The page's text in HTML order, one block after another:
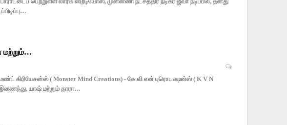
மற்றும்…
கிரியேசன்ஸ் ( Monster Mind Creations) - கே வி என் புரொடக்ஷன்ஸ் ( K V N
இணைந்து, யாஷ் மற்றும் தாரா…